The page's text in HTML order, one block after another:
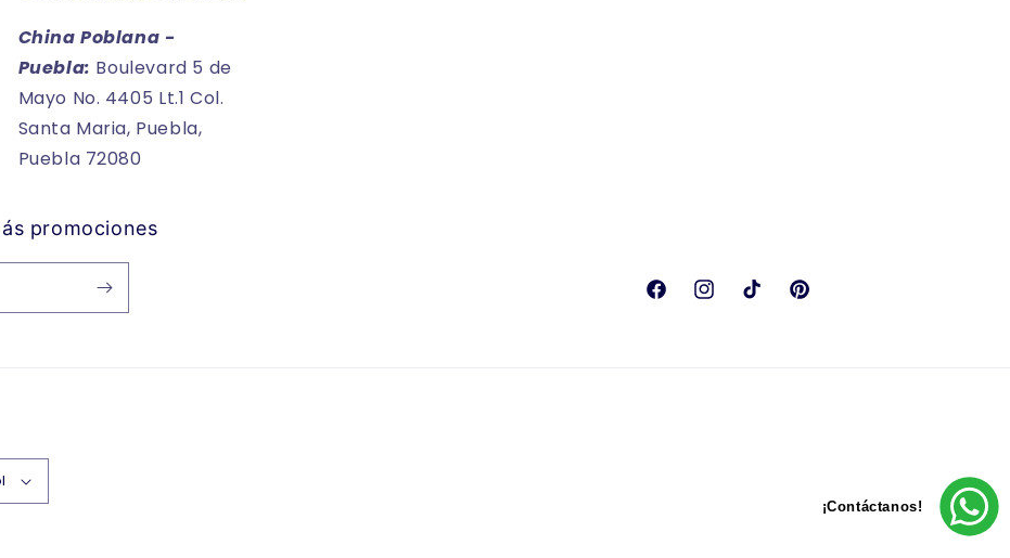
China Poblana -
Puebla: Boulevard 5 de
Mayo No. 4405 Lt.1 Col.
Santa Maria, Puebla,
Puebla 72080
promociones
FacebookInstagramTikTokPinterest
de
¡Contáctanos!